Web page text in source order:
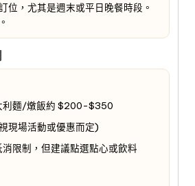
位，尤其是週末或平日晚餐時段。
利麵/燉飯約 $200-$350
現場活動或優惠而定)
消限制，但建議點選點心或飲料